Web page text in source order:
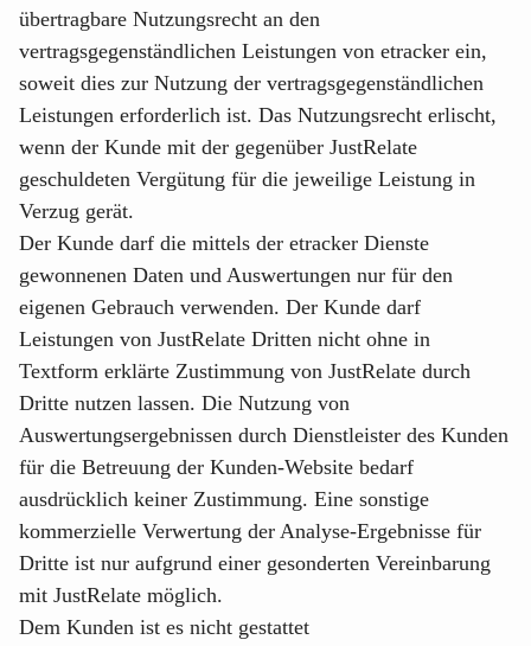
übertragbare Nutzungsrecht an den
vertragsgegenständlichen Leistungen von etracker ein,
soweit dies zur Nutzung der vertragsgegenständlichen
Leistungen erforderlich ist. Das Nutzungsrecht erlischt,
wenn der Kunde mit der gegenüber JustRelate
geschuldeten Vergütung für die jeweilige Leistung in
Verzug gerät.
Der Kunde darf die mittels der etracker Dienste
gewonnenen Daten und Auswertungen nur für den
eigenen Gebrauch verwenden. Der Kunde darf
Leistungen von JustRelate Dritten nicht ohne in
Textform erklärte Zustimmung von JustRelate durch
Dritte nutzen lassen. Die Nutzung von
Auswertungsergebnissen durch Dienstleister des Kunden
für die Betreuung der Kunden-Website bedarf
ausdrücklich keiner Zustimmung. Eine sonstige
kommerzielle Verwertung der Analyse-Ergebnisse für
Dritte ist nur aufgrund einer gesonderten Vereinbarung
mit JustRelate möglich.
Dem Kunden ist es nicht gestattet